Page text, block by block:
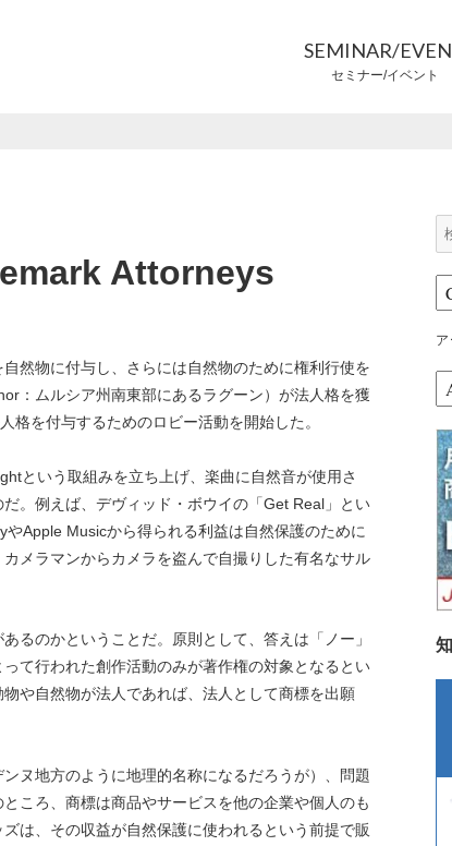
SEMINAR/
セミナー/イベント
Attorneys
然物に付与し、さらには自然物のために権利行使を
：ムルシア州南東部にあるラグーン）が法人格を獲
を付与するためのロビー活動を開始した。
という取組みを立ち上げ、楽曲に自然音が使用さ
。例えば、デヴィッド・ボウイの「Get Real」とい
Apple Musicから得られる利益は自然保護のために
メラマンからカメラを盗んで自撮りした有名なサル
るのかということだ。原則として、答えは「ノー」
て行われた創作活動のみが著作権の対象となるとい
や自然物が法人であれば、法人として商標を出願
ヌ地方のように地理的名称になるだろうが）、問題
ころ、商標は商品やサービスを他の企業や個人のも
は、その収益が自然保護に使われるという前提で販
検
索:
ー
カ
イ
ブ